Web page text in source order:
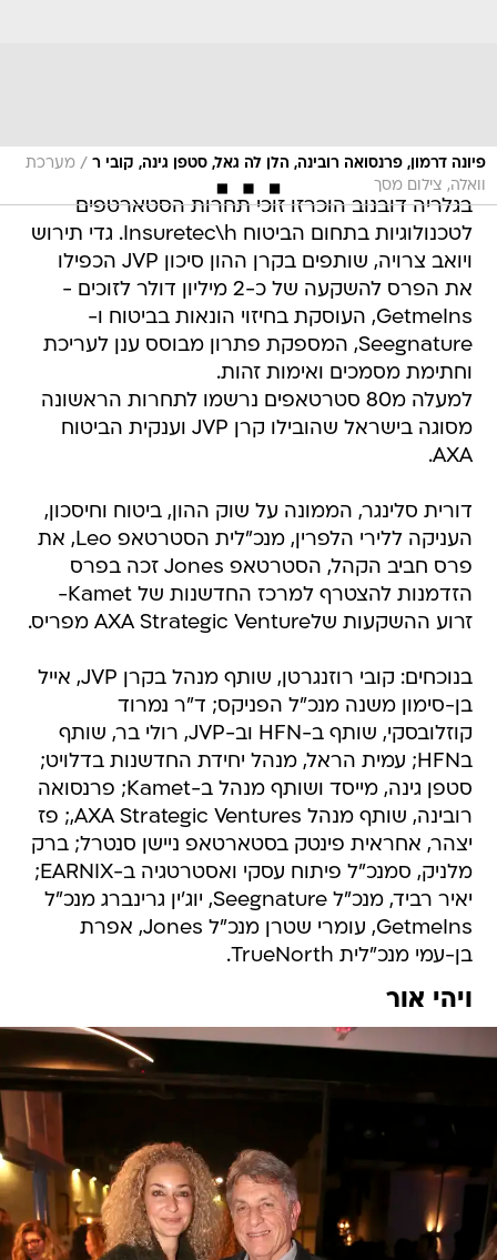
פיונה דרמון, פרנסואה רובינה, הלן לה גאל, סטפן גינה, קובי ר / מערכת
וואלה, צילום מסך
בגלריה דובנוב הוכרזו זוכי תחרות הסטארטפים
לטכנולוגיות בתחום הביטוח Insuretec\h. גדי תירוש
ויואב צרויה, שותפים בקרן ההון סיכון JVP הכפילו
את הפרס להשקעה של כ-2 מיליון דולר לזוכים -
GetmeIns, העוסקת בחיזוי הונאות בביטוח ו-
Seegnature, המספקת פתרון מבוסס ענן לעריכת
וחתימת מסמכים ואימות זהות.
למעלה מ80 סטרטאפים נרשמו לתחרות הראשונה
מסוגה בישראל שהובילו קרן JVP וענקית הביטוח
AXA.
דורית סלינגר, הממונה על שוק ההון, ביטוח וחיסכון,
העניקה ללירי הלפרין, מנכ"לית הסטרטאפ Leo, את
פרס חביב הקהל, הסטרטאפ Jones זכה בפרס
הזדמנות להצטרף למרכז החדשנות של Kamet-
זרוע ההשקעות שלAXA Strategic Venture מפריס.
בנוכחים: קובי רוזנגרטן, שותף מנהל בקרן JVP, אייל
בן-סימון משנה מנכ"ל הפניקס; ד"ר נמרוד
קוזלובסקי, שותף ב-HFN וב-JVP, רולי בר, שותף
בHFN; עמית הראל, מנהל יחידת החדשנות בדלויט;
סטפן גינה, מייסד ושותף מנהל ב-Kamet; פרנסואה
רובינה, שותף מנהל AXA Strategic Ventures,; פז
יצהר, אחראית פינטק בסטארטאפ ניישן סנטרל; ברק
מלניק, סמנכ"ל פיתוח עסקי ואסטרטגיה ב-EARNIX;
יאיר רביד, מנכ"ל Seegnature, יוג'ין גרינברג מנכ"ל
GetmeIns, עומרי שטרן מנכ"ל Jones, אפרת
בן-עמי מנכ"לית TrueNorth.
ויהי אור